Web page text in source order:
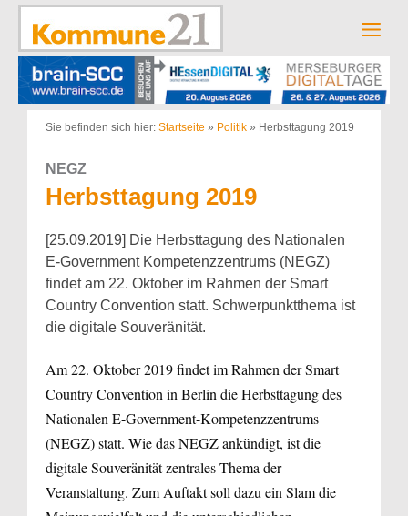
Zum
springen
Sie befinden sich hier: Startseite » Politik » Herbsttagung 2019
NEGZ
Herbsttagung 2019
[25.09.2019] Die Herbsttagung des Nationalen
E-Government Kompetenzzentrums (NEGZ)
findet am 22. Oktober im Rahmen der Smart
Country Convention statt. Schwerpunktthema ist
die digitale Souveränität.
Am 22. Oktober 2019 findet im Rahmen der Smart
Country Convention in Berlin die Herbsttagung des
Nationalen E-Government-Kompetenzzentrums
(NEGZ) statt. Wie das NEGZ ankündigt, ist die
digitale Souveränität zentrales Thema der
Veranstaltung. Zum Auftakt soll dazu ein Slam die